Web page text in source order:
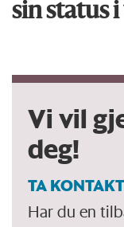
sin status
Vi vil
deg!
TA
Har du en